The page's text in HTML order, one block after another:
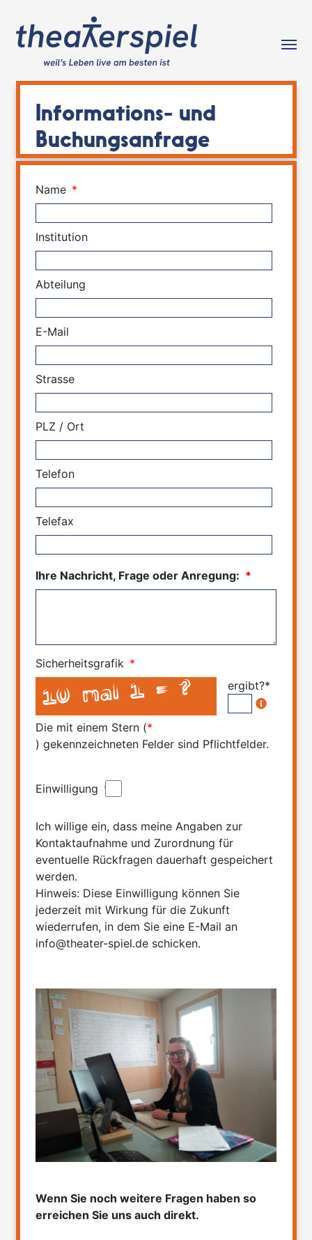
Informations- und
Buchungsanfrage
*
Name
Institution
Abteilung
E-Mail
Strasse
PLZ / Ort
Telefon
Telefax
*
Ihre Nachricht, Frage oder Anregung:
*
Sicherheitsgrafik
ergibt?*
Die mit einem Stern (*
) gekennzeichneten Felder sind Pflichtfelder.
*
Einwilligung
Ich willige ein, dass meine Angaben zur
Kontaktaufnahme und Zurordnung für
eventuelle Rückfragen dauerhaft gespeichert
werden.
Hinweis: Diese Einwilligung können Sie
jederzeit mit Wirkung für die Zukunft
wiederrufen, in dem Sie eine E-Mail an
info@theater-spiel.de schicken.
Wenn Sie noch weitere Fragen haben so
erreichen Sie uns auch direkt.